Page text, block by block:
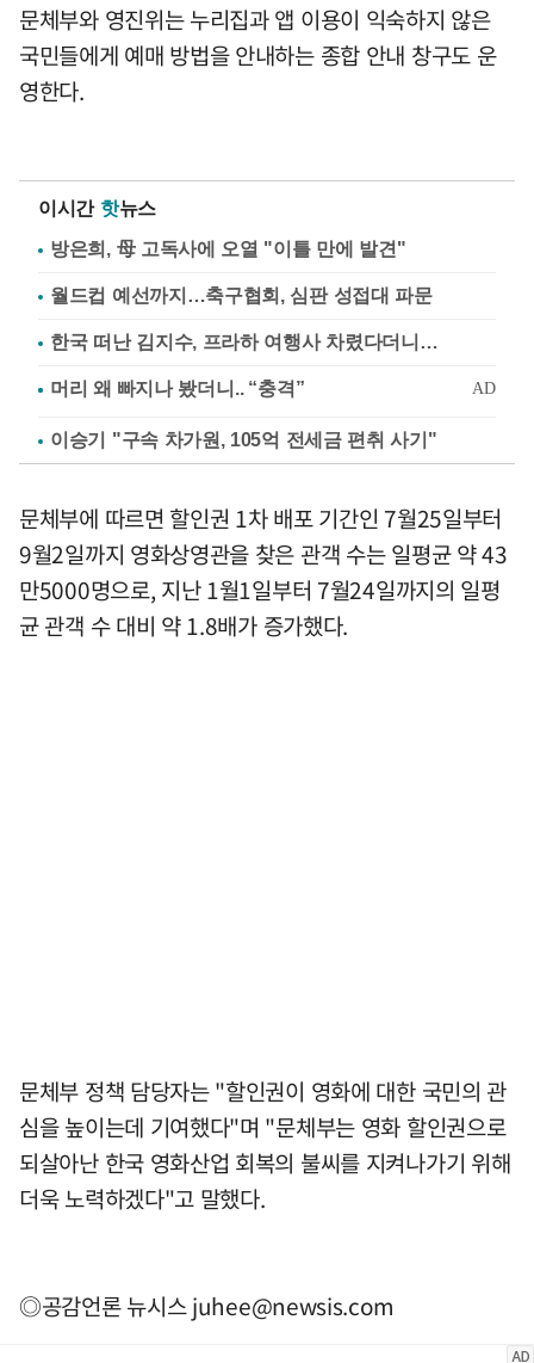
문체부와 영진위는 누리집과 앱 이용이 익숙하지 않은
국민들에게 예매 방법을 안내하는 종합 안내 창구도 운
영한다.
이시간 핫뉴스
방은희, 母 고독사에 오열 "이틀 만에 발견"
월드컵 예선까지…축구협회, 심판 성접대 파문
한국 떠난 김지수, 프라하 여행사 차렸다더니…
이승기 "구속 차가원, 105억 전세금 편취 사기"
문체부에 따르면 할인권 1차 배포 기간인 7월25일부터
9월2일까지 영화상영관을 찾은 관객 수는 일평균 약 43
만5000명으로, 지난 1월1일부터 7월24일까지의 일평
균 관객 수 대비 약 1.8배가 증가했다.
문체부 정책 담당자는 "할인권이 영화에 대한 국민의 관
심을 높이는데 기여했다"며 "문체부는 영화 할인권으로
되살아난 한국 영화산업 회복의 불씨를 지켜나가기 위해
더욱 노력하겠다"고 말했다.
◎공감언론 뉴시스juhee@newsis.com